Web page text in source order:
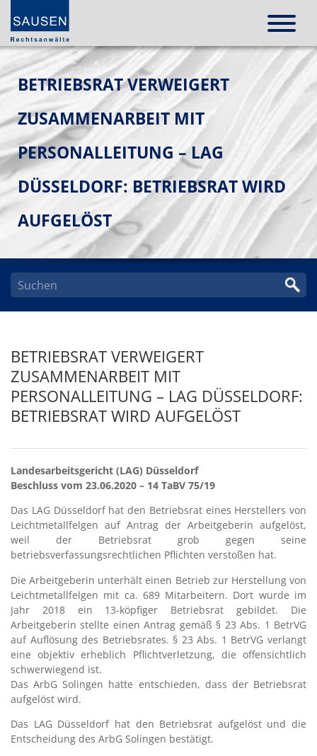
BETRIEBSRAT VERWEIGERT
ZUSAMMENARBEIT MIT
PERSONALLEITUNG – LAG
DÜSSELDORF: BETRIEBSRAT WIRD
AUFGELÖST
BETRIEBSRAT VERWEIGERT
ZUSAMMENARBEIT MIT
PERSONALLEITUNG – LAG DÜSSELDORF:
BETRIEBSRAT WIRD AUFGELÖST
Landesarbeitsgericht (LAG) Düsseldorf
Beschluss vom 23.06.2020 – 14 TaBV 75/19
Das LAG Düsseldorf hat den Betriebsrat eines Herstellers von
Leichtmetallfelgen auf Antrag der Arbeitgeberin aufgelöst,
weil der Betriebsrat grob gegen seine
betriebsverfassungsrechtlichen Pflichten verstoßen hat.
Die Arbeitgeberin unterhält einen Betrieb zur Herstellung von
Leichtmetallfelgen mit ca. 689 Mitarbeitern. Dort wurde im
Jahr 2018 ein 13-köpfiger Betriebsrat gebildet. Die
Arbeitgeberin stellte einen Antrag gemäß § 23 Abs. 1 BetrVG
auf Auflösung des Betriebsrates. § 23 Abs. 1 BetrVG verlangt
eine objektiv erheblich Pflichtverletzung, die offensichtlich
schwerwiegend ist.
Das ArbG Solingen hatte entschieden, dass der Betriebsrat
aufgelöst wird.
Das LAG Düsseldorf hat den Betriebsrat aufgelöst und die
Entscheidung des ArbG Solingen bestätigt.